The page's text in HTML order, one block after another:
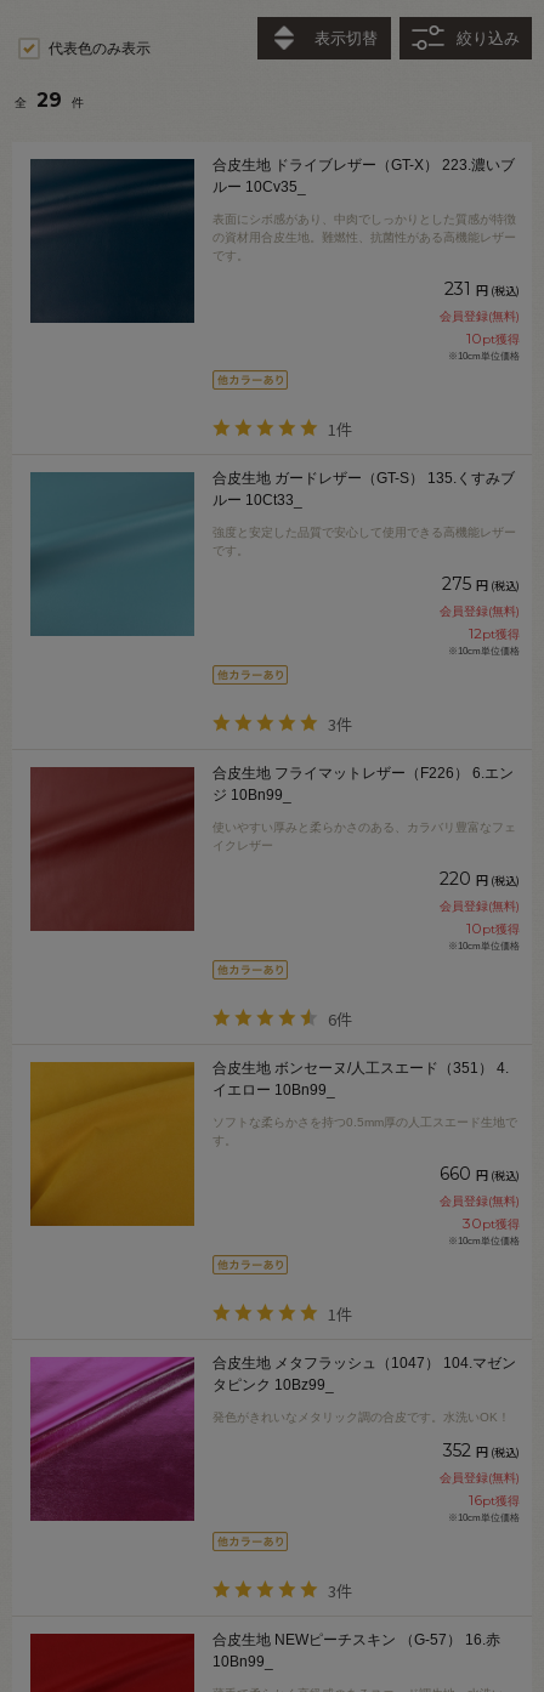
代表色のみ表示
表示切替 絞り込み
全 29 件
合皮生地 ドライブレザー（GT-X） 223.濃いブ
ルー 10Cv35_
表面にシボ感があり、中肉でしっかりとした質感が特徴
の資材用合皮生地。難燃性、抗菌性がある高機能レザー
です。
231 円 (税込)
会員登録(無料)
10pt獲得
※10cm単位価格
1件
合皮生地 ガードレザー（GT-S） 135.くすみブ
ルー 10Ct33_
強度と安定した品質で安心して使用できる高機能レザー
です。
275 円 (税込)
会員登録(無料)
12pt獲得
※10cm単位価格
3件
合皮生地 フライマットレザー（F226） 6.エン
ジ 10Bn99_
使いやすい厚みと柔らかさのある、カラバリ豊富なフェ
イクレザー
220 円 (税込)
会員登録(無料)
10pt獲得
※10cm単位価格
6件
合皮生地 ボンセーヌ/人工スエード（351） 4.
イエロー 10Bn99_
ソフトな柔らかさを持つ0.5mm厚の人工スエード生地で
す。
660 円 (税込)
会員登録(無料)
30pt獲得
※10cm単位価格
1件
合皮生地 メタフラッシュ（1047） 104.マゼン
タピンク 10Bz99_
発色がきれいなメタリック調の合皮です。水洗いOK！
352 円 (税込)
会員登録(無料)
16pt獲得
※10cm単位価格
3件
合皮生地 NEWピーチスキン （G-57） 16.赤
10Bn99_